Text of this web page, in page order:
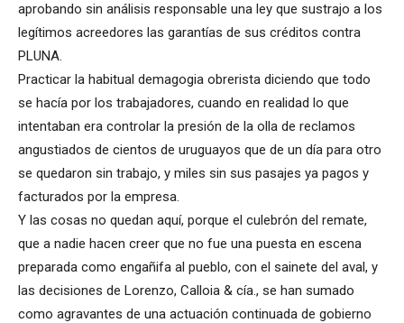
aprobando sin análisis responsable una ley que sustrajo a los
legítimos acreedores las garantías de sus créditos contra
PLUNA.
Practicar la habitual demagogia obrerista diciendo que todo
se hacía por los trabajadores, cuando en realidad lo que
intentaban era controlar la presión de la olla de reclamos
angustiados de cientos de uruguayos que de un día para otro
se quedaron sin trabajo, y miles sin sus pasajes ya pagos y
facturados por la empresa.
Y las cosas no quedan aquí, porque el culebrón del remate,
que a nadie hacen creer que no fue una puesta en escena
preparada como engañifa al pueblo, con el sainete del aval, y
las decisiones de Lorenzo, Calloia & cía., se han sumado
como agravantes de una actuación continuada de gobierno